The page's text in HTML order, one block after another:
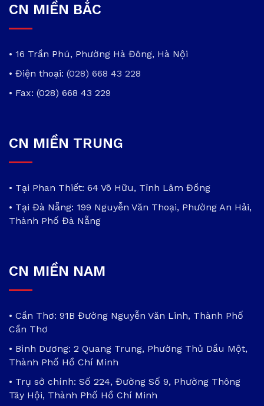
CN MIỀN BẮC
• 16 Trần Phú, Phường Hà Đông, Hà Nội
• Điện thoại: (028) 668 43 228
• Fax: (028) 668 43 229
CN MIỀN TRUNG
• Tại Phan Thiết: 64 Võ Hữu, Tỉnh Lâm Đồng
• Tại Đà Nẵng: 199 Nguyễn Văn Thoại, Phường An Hải,
Thành Phố Đà Nẵng
CN MIỀN NAM
• Cần Thơ: 91B Đường Nguyễn Văn Linh, Thành Phố
Cần Thơ
• Bình Dương: 2 Quang Trung, Phường Thủ Dầu Một,
Thành Phố Hồ Chí Minh
• Trụ sở chính: Số 224, Đường Số 9, Phường Thông
Tây Hội, Thành Phố Hồ Chí Minh